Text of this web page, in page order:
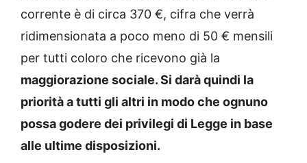
corrente è di circa 370 €, cifra che verrà
ridimensionata a poco meno di 50 € mensili
per tutti coloro che ricevono già la
maggiorazione sociale. Si darà quindi la
priorità a tutti gli altri in modo che ognuno
possa godere dei privilegi di Legge in base
alle ultime disposizioni.